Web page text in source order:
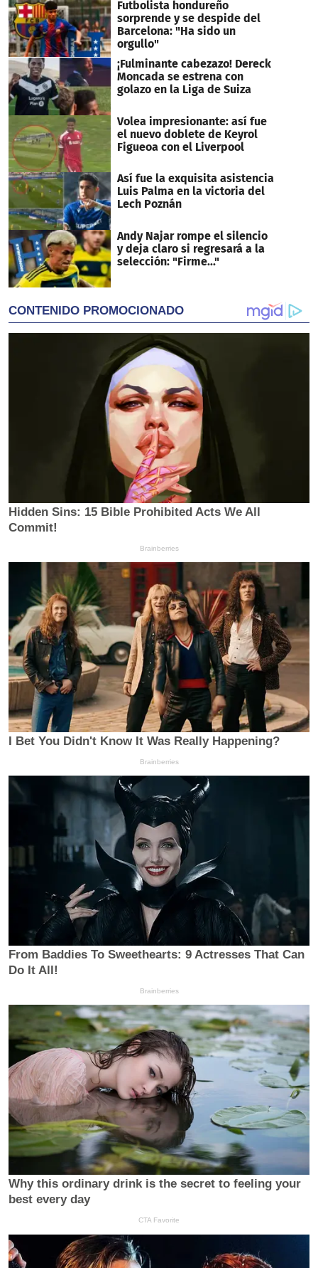
Futbolista hondureño
sorprende y se despide del
Barcelona: "Ha sido un
orgullo"
¡Fulminante cabezazo! Dereck
Moncada se estrena con
golazo en la Liga de Suiza
Volea impresionante: así fue
el nuevo doblete de Keyrol
Figueoa con el Liverpool
Así fue la exquisita asistencia
Luis Palma en la victoria del
Lech Poznán
Andy Najar rompe el silencio
y deja claro si regresará a la
selección: "Firme..."